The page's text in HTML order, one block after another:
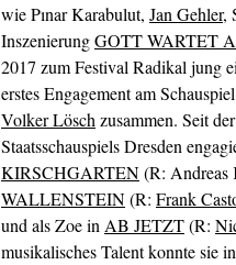
wie Pınar Karabulut, Jan Gehler,
InszenierungGOTT WARTET
2017 zum Festival Radikal jung
erstes Engagement am
Volker Lösch zusammen. Seit
Staatsschauspiels Dresden
KIRSCHGARTEN(R: Andreas
WALLENSTEIN(R: Frank
und als Zoe in AB JETZT(R:
musikalisches Talent konnte sie